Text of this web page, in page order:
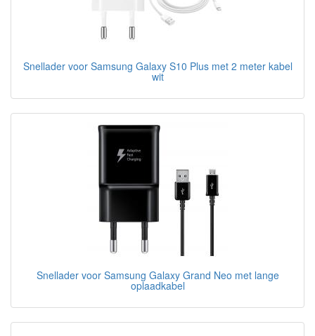
Snellader voor Samsung Galaxy S10 Plus met 2 meter kabel
wit
Snellader voor Samsung Galaxy Grand Neo met lange
oplaadkabel